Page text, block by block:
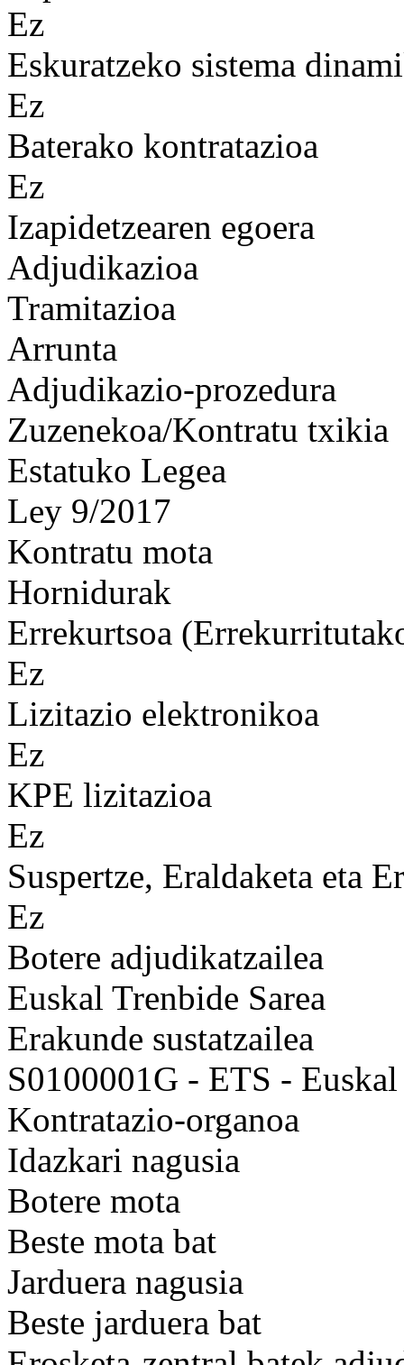
Ez
Eskuratzeko sistema
Ez
Baterako kontratazioa
Ez
Izapidetzearen egoera
Adjudikazioa
Tramitazioa
Arrunta
Adjudikazio-prozedura
Zuzenekoa/Kontratu txikia
Estatuko Legea
Ley 9/2017
Kontratu mota
Hornidurak
Errekurtsoa
Ez
Lizitazio elektronikoa
Ez
KPE lizitazioa
Ez
Suspertze, Eraldaketa eta
Ez
Botere adjudikatzailea
Euskal Trenbide Sarea
Erakunde sustatzailea
S0100001G - ETS -
Kontratazio-organoa
Idazkari nagusia
Botere mota
Beste mota bat
Jarduera nagusia
Beste jarduera bat